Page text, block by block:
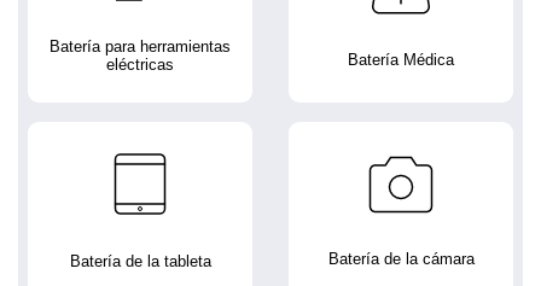
Batería para herramientas
eléctricas
Batería Médica
Batería de la tableta Batería de la cámara